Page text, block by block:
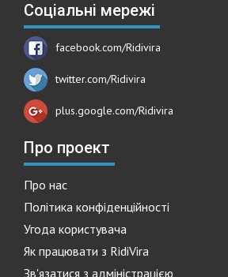
Соціальні мережі
facebook.com/Ridivira
twitter.com/Ridivira
plus.google.com/Ridivira
Про проект
Про нас
Політика конфіденційності
Угода користувача
Як працювати з RidiVira
Зв'язатися з адміністрацією